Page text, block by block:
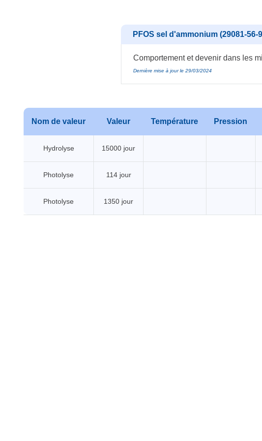
PFOS sel d'ammonium (29081-56-
Comportement et devenir dans les
Dernière mise à jour le 29/03/2024
Nom de valeur Valeur Température Pression
Hydrolyse 15000 jour
Photolyse 114 jour
Photolyse 1350 jour